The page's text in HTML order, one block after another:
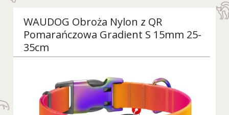
WAUDOG Obroża Nylon z QR
Pomarańczowa Gradient S 15mm 25-
35cm